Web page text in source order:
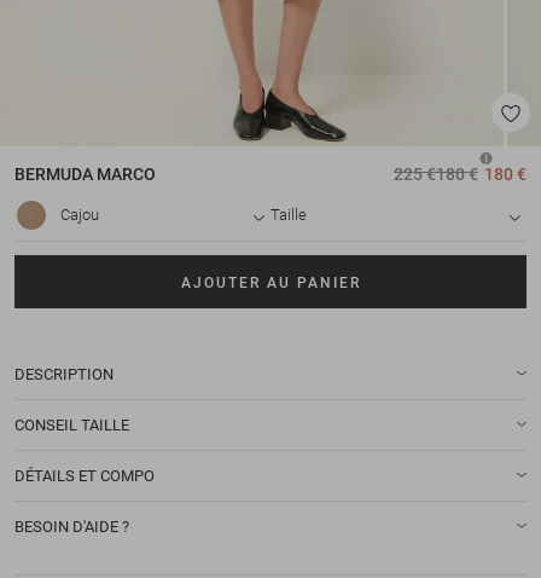
BERMUDA MARCO 225 €180 € 180 €
Cajou Taille
AJOUTER AU PANIER
DESCRIPTION
CONSEIL TAILLE
DÉTAILS ET COMPO
BESOIN D'AIDE ?